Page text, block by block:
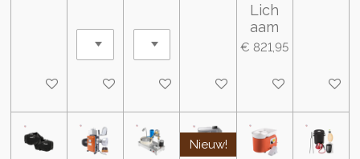
In winkelwagenIn winkelwagenIn winkelwagenIn winkelwagen
Lich
aam
€ 821,95
In winkelwagen
In
Nieuw!